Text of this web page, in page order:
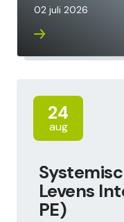
02 juli 2026
24
aug
Levens
PE)